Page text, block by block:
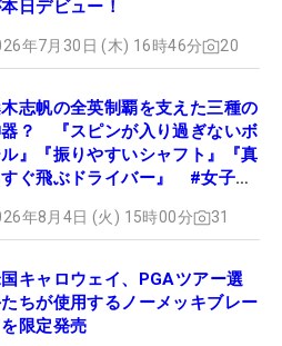
日デビュー！
年7月30日 (木) 16時46分 20
志帆の全英制覇を支えた三種の
？ 『スピンが入り過ぎないボ
』『振りやすいシャフト』『真
すぐ飛ぶドライバー』 #女子プ
年8月4日 (火) 15時00分 31
キャロウェイ、PGAツアー選
ちが使用するノーメッキブレー
を限定発売